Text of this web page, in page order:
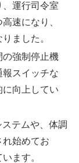
、運行司令室
速になり、
ました。
の強制停止機
スイッチな
に向上してい
テムや、体調
始めてお
ます。